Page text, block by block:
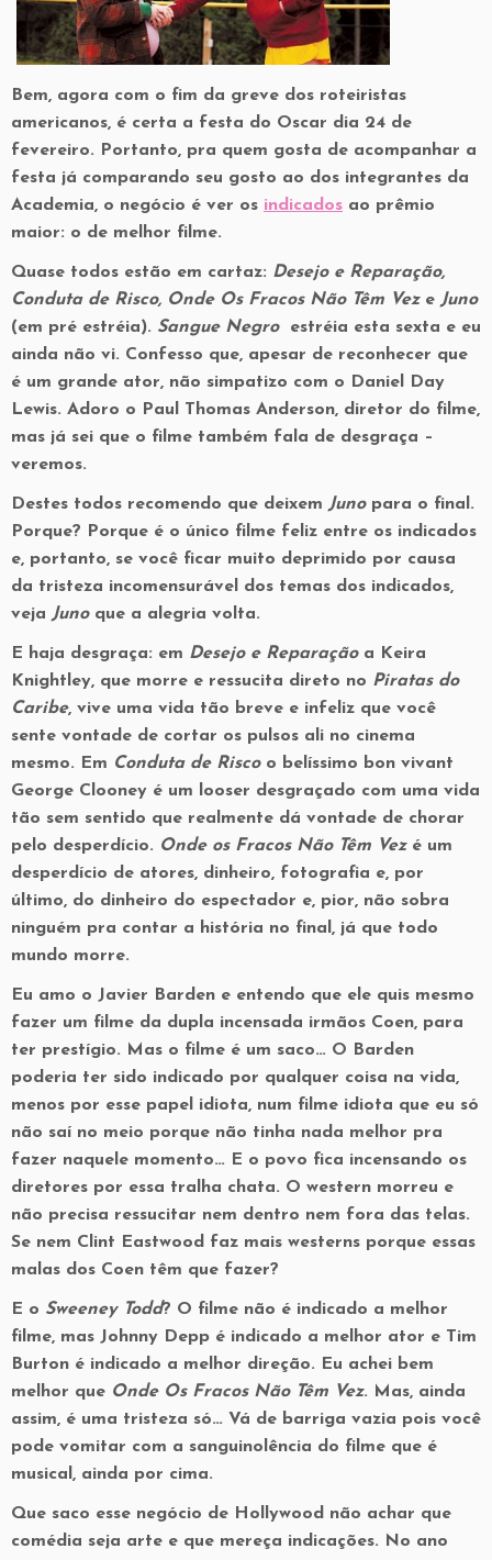
o
k
p
n
Bem, agora com o fim da greve dos roteiristas
americanos, é certa a festa do Oscar dia 24 de
fevereiro. Portanto, pra quem gosta de acompanhar a
festa já comparando seu gosto ao dos integrantes da
Academia, o negócio é ver os indicados ao prêmio
maior: o de melhor filme.
Quase todos estão em cartaz: Desejo e Reparação,
Conduta de Risco, Onde Os Fracos Não Têm Vez e Juno
(em pré estréia). Sangue Negro
estréia esta sexta e eu
ainda não vi. Confesso que, apesar de reconhecer que
é um grande ator, não simpatizo com o Daniel Day
Lewis. Adoro o Paul Thomas Anderson, diretor do filme,
mas já sei que o filme também fala de desgraça –
veremos.
Destes todos recomendo que deixem Junopara o final.
Porque? Porque é o único filme feliz entre os indicados
e, portanto, se você ficar muito deprimido por causa
da tristeza incomensurável dos temas dos indicados,
veja Junoque a alegria volta.
E haja desgraça: em Desejo e Reparaçãoa Keira
Knightley, que morre e ressucita direto no Piratas do
Caribe, vive uma vida tão breve e infeliz que você
sente vontade de cortar os pulsos ali no cinema
mesmo. Em Conduta de Riscoo belíssimo bon vivant
George Clooney é um looser desgraçado com uma vida
tão sem sentido que realmente dá vontade de chorar
pelo desperdício. Onde os Fracos Não Têm Vezé um
desperdício de atores, dinheiro, fotografia e, por
último, do dinheiro do espectador e, pior, não sobra
ninguém pra contar a história no final, já que todo
mundo morre.
Eu amo o Javier Barden e entendo que ele quis mesmo
fazer um filme da dupla incensada irmãos Coen, para
ter prestígio. Mas o filme é um saco… O Barden
poderia ter sido indicado por qualquer coisa na vida,
menos por esse papel idiota, num filme idiota que eu só
não saí no meio porque não tinha nada melhor pra
fazer naquele momento… E o povo fica incensando os
diretores por essa tralha chata. O western morreu e
não precisa ressucitar nem dentro nem fora das telas.
Se nem Clint Eastwood faz mais westerns porque essas
malas dos Coen têm que fazer?
E o Sweeney Todd? O filme não é indicado a melhor
filme, mas Johnny Depp é indicado a melhor ator e Tim
Burton é indicado a melhor direção. Eu achei bem
melhor que Onde Os Fracos Não Têm Vez. Mas, ainda
assim, é uma tristeza só… Vá de barriga vazia pois você
pode vomitar com a sanguinolência do filme que é
musical, ainda por cima.
Que saco esse negócio de Hollywood não achar que
comédia seja arte e que mereça indicações. No ano